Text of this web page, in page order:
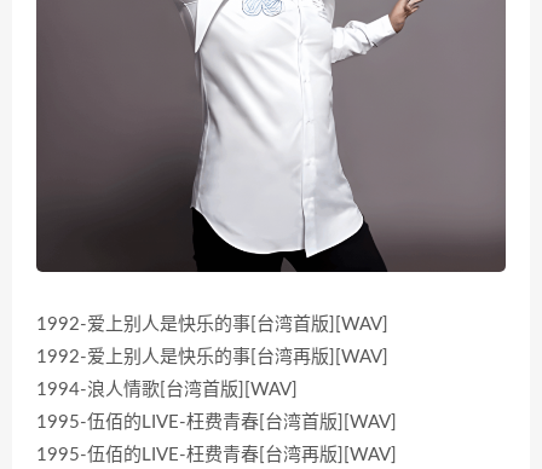
1992-爱上别人是快乐的事[台湾首版][WAV]
1992-爱上别人是快乐的事[台湾再版][WAV]
1994-浪人情歌[台湾首版][WAV]
1995-伍佰的LIVE-枉费青春[台湾首版][WAV]
1995-伍佰的LIVE-枉费青春[台湾再版][WAV]